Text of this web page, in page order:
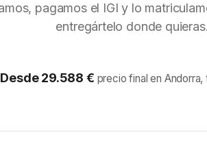
pagamos el IGI y lo
entregártelo donde quieras.
Desde 29.588 € precio final en Andorra,